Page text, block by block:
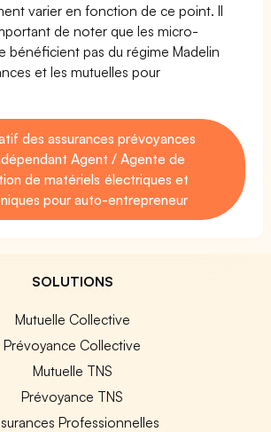
varier en fonction de ce point. Il
de noter que les micro-
bénéficient pas du régime Madelin
et les mutuelles pour
des assurances prévoyances
Agent / Agente de
de matériels électriques et
pour auto-entrepreneur
SOLUTIONS
Mutuelle Collective
Prévoyance Collective
Mutuelle TNS
Prévoyance TNS
Professionnelles